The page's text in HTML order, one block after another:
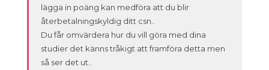
lägga in poäng kan medföra att du blir
återbetalningskyldig ditt csn..
Du får omvärdera hur du vill göra med dina
studier det känns tråkigt att framföra detta men
så ser det ut..